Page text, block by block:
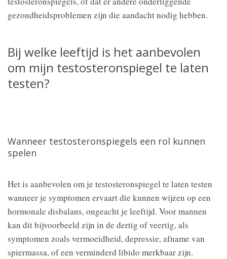
gezondheidsproblemen zijn die aandacht nodig hebben.
Bij welke leeftijd is het aanbevolen
om mijn testosteronspiegel te laten
testen?
Wanneer testosteronspiegels een rol kunnen
spelen
Het is aanbevolen om je testosteronspiegel te laten testen
wanneer je symptomen ervaart die kunnen wijzen op een
hormonale disbalans, ongeacht je leeftijd. Voor mannen
kan dit bijvoorbeeld zijn in de dertig of veertig, als
symptomen zoals vermoeidheid, depressie, afname van
spiermassa, of een verminderd libido merkbaar zijn.